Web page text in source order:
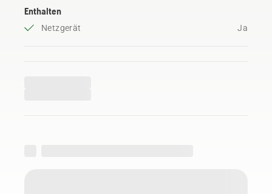
Enthalten
Netzgerät Ja